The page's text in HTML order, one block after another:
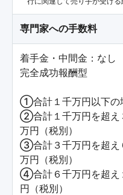
専門家への手数料
着手金・中間金：なし
完全成功報酬型
①合計１千万円以下の
②合計１千万円を超え
万円（税別）
③合計３千万円を超え
万円（税別）
④合計６千万円を超え
円（税別）